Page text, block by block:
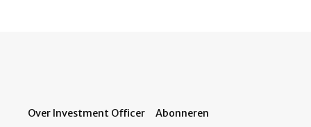
Over Investment Officer Abonneren